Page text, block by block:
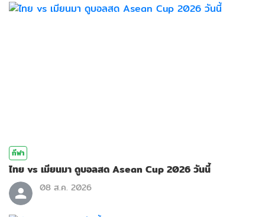
กีฬา
ไทย vs เมียนมา ดูบอลสด Asean Cup 2026 วันนี้
08 ส.ค. 2026